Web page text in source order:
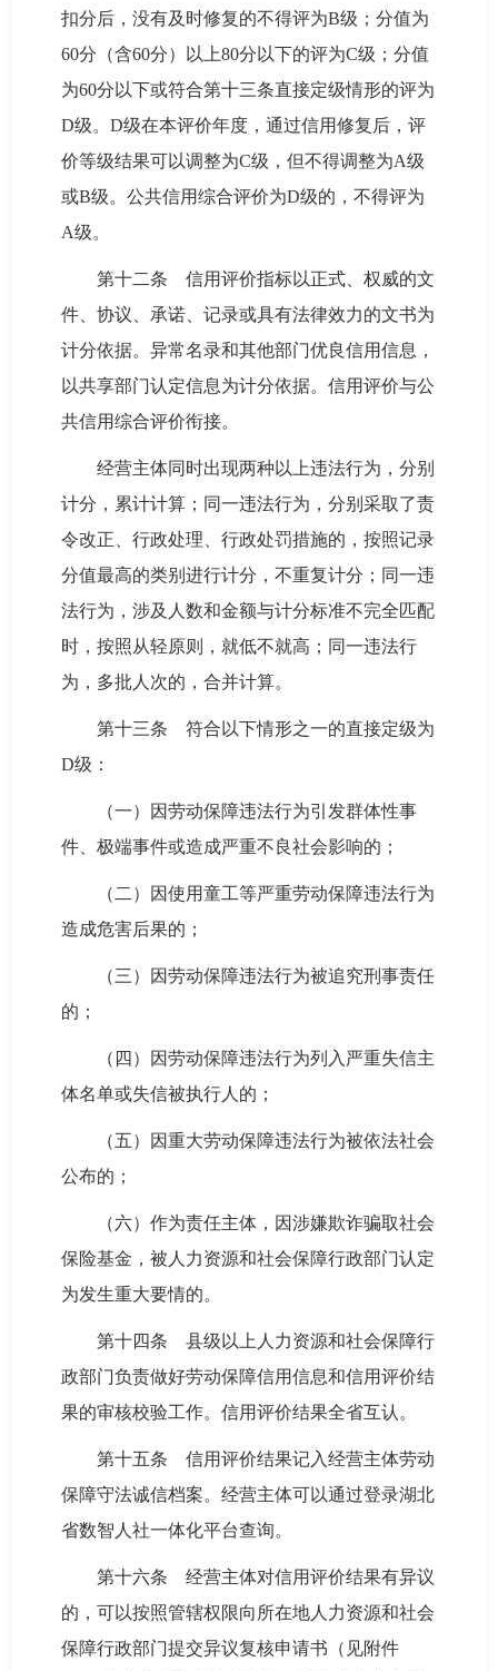
扣分后，没有及时修复的不得评为B级；分值为
60分（含60分）以上80分以下的评为C级；分值
为60分以下或符合第十三条直接定级情形的评为
D级。D级在本评价年度，通过信用修复后，评
价等级结果可以调整为C级，但不得调整为A级
或B级。公共信用综合评价为D级的，不得评为
A级。
第十二条 信用评价指标以正式、权威的文
件、协议、承诺、记录或具有法律效力的文书为
计分依据。异常名录和其他部门优良信用信息，
以共享部门认定信息为计分依据。信用评价与公
共信用综合评价衔接。
经营主体同时出现两种以上违法行为，分别
计分，累计计算；同一违法行为，分别采取了责
令改正、行政处理、行政处罚措施的，按照记录
分值最高的类别进行计分，不重复计分；同一违
法行为，涉及人数和金额与计分标准不完全匹配
时，按照从轻原则，就低不就高；同一违法行
为，多批人次的，合并计算。
第十三条 符合以下情形之一的直接定级为
D级：
（一）因劳动保障违法行为引发群体性事
件、极端事件或造成严重不良社会影响的；
（二）因使用童工等严重劳动保障违法行为
造成危害后果的；
（三）因劳动保障违法行为被追究刑事责任
的；
（四）因劳动保障违法行为列入严重失信主
体名单或失信被执行人的；
（五）因重大劳动保障违法行为被依法社会
公布的；
（六）作为责任主体，因涉嫌欺诈骗取社会
保险基金，被人力资源和社会保障行政部门认定
为发生重大要情的。
第十四条 县级以上人力资源和社会保障行
政部门负责做好劳动保障信用信息和信用评价结
果的审核校验工作。信用评价结果全省互认。
第十五条 信用评价结果记入经营主体劳动
保障守法诚信档案。经营主体可以通过登录湖北
省数智人社一体化平台查询。
第十六条 经营主体对信用评价结果有异议
的，可以按照管辖权限向所在地人力资源和社会
保障行政部门提交异议复核申请书（见附件